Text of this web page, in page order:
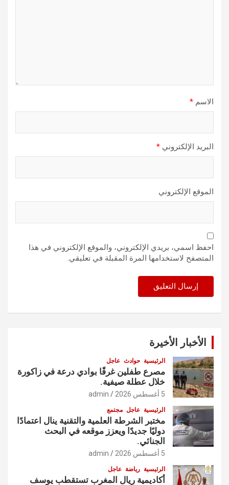
الاسم *
البريد الإلكتروني *
الموقع الإلكتروني
احفظ اسمي، بريدي الإلكتروني، والموقع الإلكتروني في هذا
المتصفح لاستخدامها المرة المقبلة في تعليقي.
الأخبار الأخيرة
الرئيسية حوادث عاجل
مصرع طفلين غرقًا بوادي درعة في زاكورة
خلال عطلة صيفية.
5 أغسطس 2026 admin
الرئيسية عاجل مجتمع
مختبر الشرطة العلمية والتقنية ينال اعتمادًا
دوليًا جديدًا ويعزز موقعه في البحث
الجنائي.
5 أغسطس 2026 admin
الرئيسية رياضة عاجل
أكاديمية ريال المغرب تستقطب يوسف